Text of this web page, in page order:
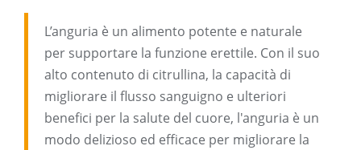
L’anguria è un alimento potente e naturale
per supportare la funzione erettile. Con il suo
alto contenuto di citrullina, la capacità di
migliorare il flusso sanguigno e ulteriori
benefici per la salute del cuore, l'anguria è un
modo delizioso ed efficace per migliorare la